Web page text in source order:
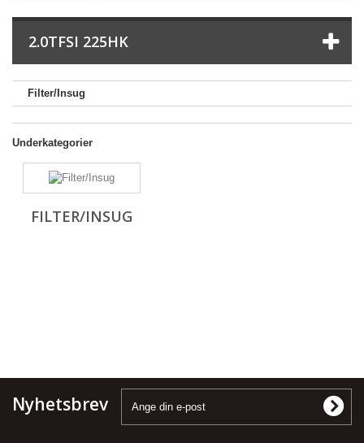
2.0TFSI 225HK
Filter/Insug
Underkategorier
FILTER/INSUG
Nyhetsbrev